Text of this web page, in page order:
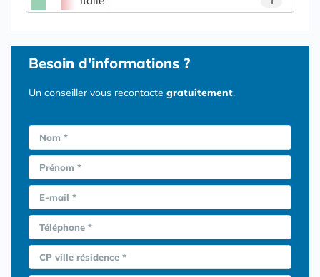
Besoin d'informations ?
Un conseiller vous recontacte gratuitement.
Nom *
Prénom *
E-mail *
Téléphone *
CP ville résidence *